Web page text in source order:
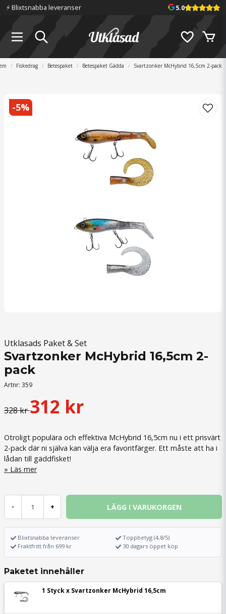
⚡️ Blixtsnabba leveranser 5.0
Fiskedrag Betespaket Betespaket Gädda Svartzonker McHybrid 16,5cm 2-pack
-5%
Utklasads Paket & Set
Svartzonker McHybrid 16,5cm 2-
pack
Artnr: 359
328 kr312 kr
Otroligt populära och effektiva McHybrid 16,5cm nu i ett prisvärt
2-pack där ni själva kan välja era favoritfärger. Ett måste att ha i
lådan till gäddfisket!
Läs mer
- + LÄGG I VARUKORGEN
Blixtsnabba leveranser
Fraktfritt från 699 kr
Toppbetyg (4,8/5)
30 dagars öppet köp
Paketet innehåller
1 Styck x Svartzonker McHybrid 16,5cm